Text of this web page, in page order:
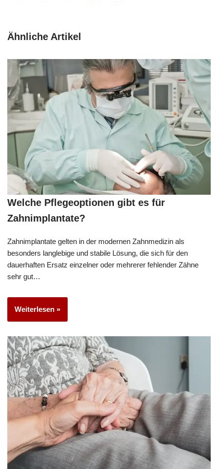
Ähnliche Artikel
Welche Pflegeoptionen gibt es für
Zahnimplantate?
Zahnimplantate gelten in der modernen Zahnmedizin als
besonders langlebige und stabile Lösung, die sich für den
dauerhaften Ersatz einzelner oder mehrerer fehlender Zähne
sehr gut…
Weiterlesen »